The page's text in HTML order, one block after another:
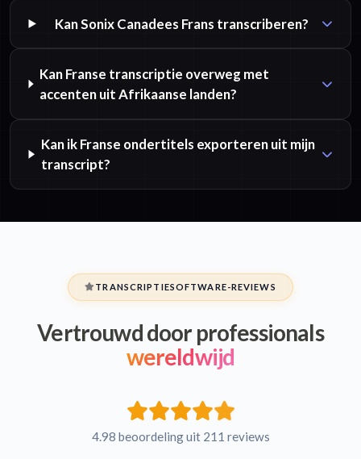
Kan Sonix Canadees Frans transcriberen?
Kan Franse transcriptie overweg met
accenten uit Afrikaanse landen?
Kan ik Franse ondertitels exporteren uit mijn
transcript?
TRANSCRIPTIESOFTWARE-REVIEWS
Vertrouwd door professionals
wereldwijd
4.98 beoordeling uit 211 reviews